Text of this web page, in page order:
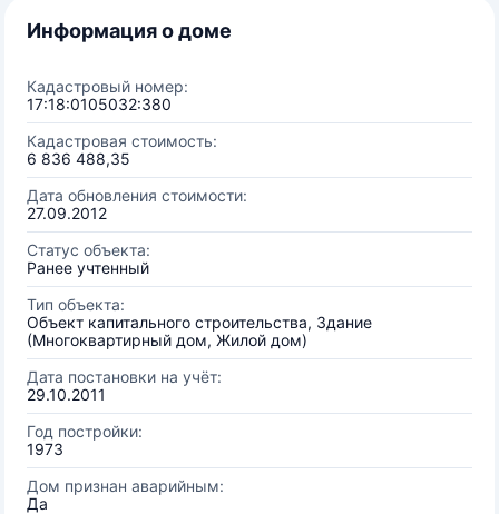
Информация о доме
Кадастровый номер:
17:18:0105032:380
Кадастровая стоимость:
6 836 488,35
Дата обновления стоимости:
27.09.2012
Статус объекта:
Ранее учтенный
Тип объекта:
Объект капитального строительства, Здание
(Многоквартирный дом, Жилой дом)
Дата постановки на учёт:
29.10.2011
Год постройки:
1973
Дом признан аварийным:
Да